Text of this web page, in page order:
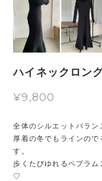
ハイネックロン
¥9,800
全体のシルエットバラン
厚着の冬でもラインので
す。
歩くたびゆれるペプラ
♡